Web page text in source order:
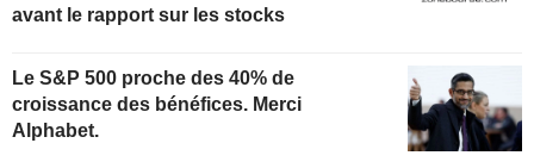
avant le rapport sur les stocks
Le S&P 500 proche des 40% de
croissance des bénéfices. Merci
Alphabet.